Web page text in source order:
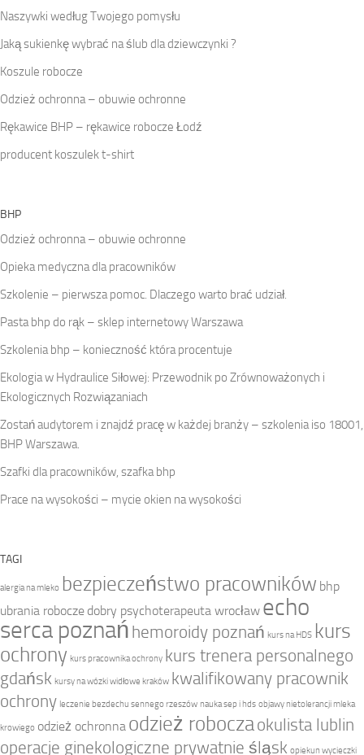
Naszywki według Twojego pomysłu
Jaką sukienkę wybrać na ślub dla dziewczynki ?
Koszule robocze
Odzież ochronna – obuwie ochronne
Rękawice BHP – rękawice robocze Łodź
producent koszulek t-shirt
BHP
Odzież ochronna – obuwie ochronne
Opieka medyczna dla pracowników
Szkolenie – pierwsza pomoc. Dlaczego warto brać udział.
Pasta bhp do rąk – sklep internetowy Warszawa
Szkolenia bhp – konieczność która procentuje
Ekologia w Hydraulice Siłowej: Przewodnik po Zrównoważonych i
Ekologicznych Rozwiązaniach
Zostań audytorem i znajdź pracę w każdej branży – szkolenia iso 18001,
BHP Warszawa.
Szafki dla pracowników, szafka bhp
Prace na wysokości – mycie okien na wysokości
TAGI
alergia na mleko bezpieczeństwo pracowników bhp
ubrania robocze dobry psychoterapeuta wrocław echo
serca poznań hemoroidy poznań kurs na HDS kurs
ochrony kurs pracownika ochrony kurs trenera personalnego
gdańsk kursy na wózki widłowe kraków kwalifikowany pracownik
ochrony leczenie bezdechu sennego rzeszów nauka sep i hds objawy nietolerancji mleka
krowiego odzież ochronna odzież roboczaokulista lublin
operacje ginekologiczne prywatnie śląsk opiekun wycieczki